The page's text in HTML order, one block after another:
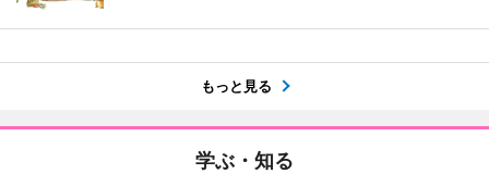
もっと見る
学ぶ・知る